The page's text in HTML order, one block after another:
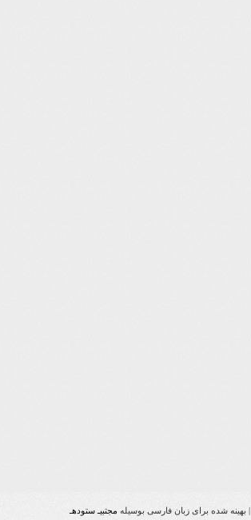
| بهینه شده برای زبان فارسی بوسیله مجتبیـ ستودهـ